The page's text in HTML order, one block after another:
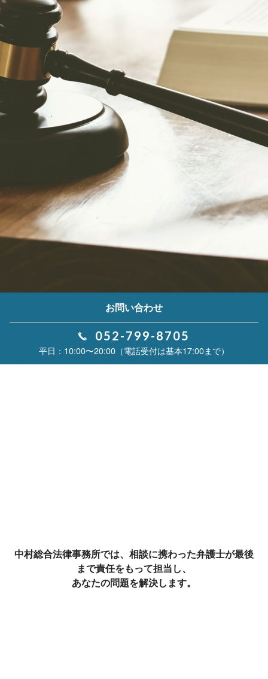
お問い合わせ
052-799-8705
10:00〜20:00（電話受付は基本17:00まで）
中村総合法律事務所では、相談に携わった弁護士が最後
まで責任をもって担当し、
あなたの問題を解決します。